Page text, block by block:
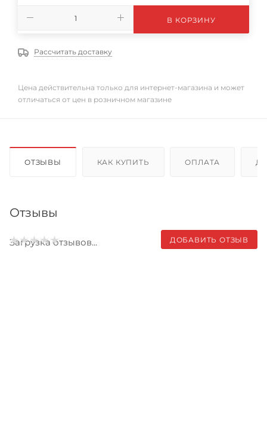
В КОРЗИНУ
Рассчитать доставку
Цена действительна только для интернет-магазина и может
отличаться от цен в розничном магазине
ОТЗЫВЫ КАК КУПИТЬ ОПЛАТА
Отзывы
ДОБАВИТЬ ОТЗЫВ
Загрузка отзывов...